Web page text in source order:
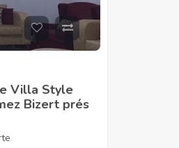
Villa Style
Bizert prés